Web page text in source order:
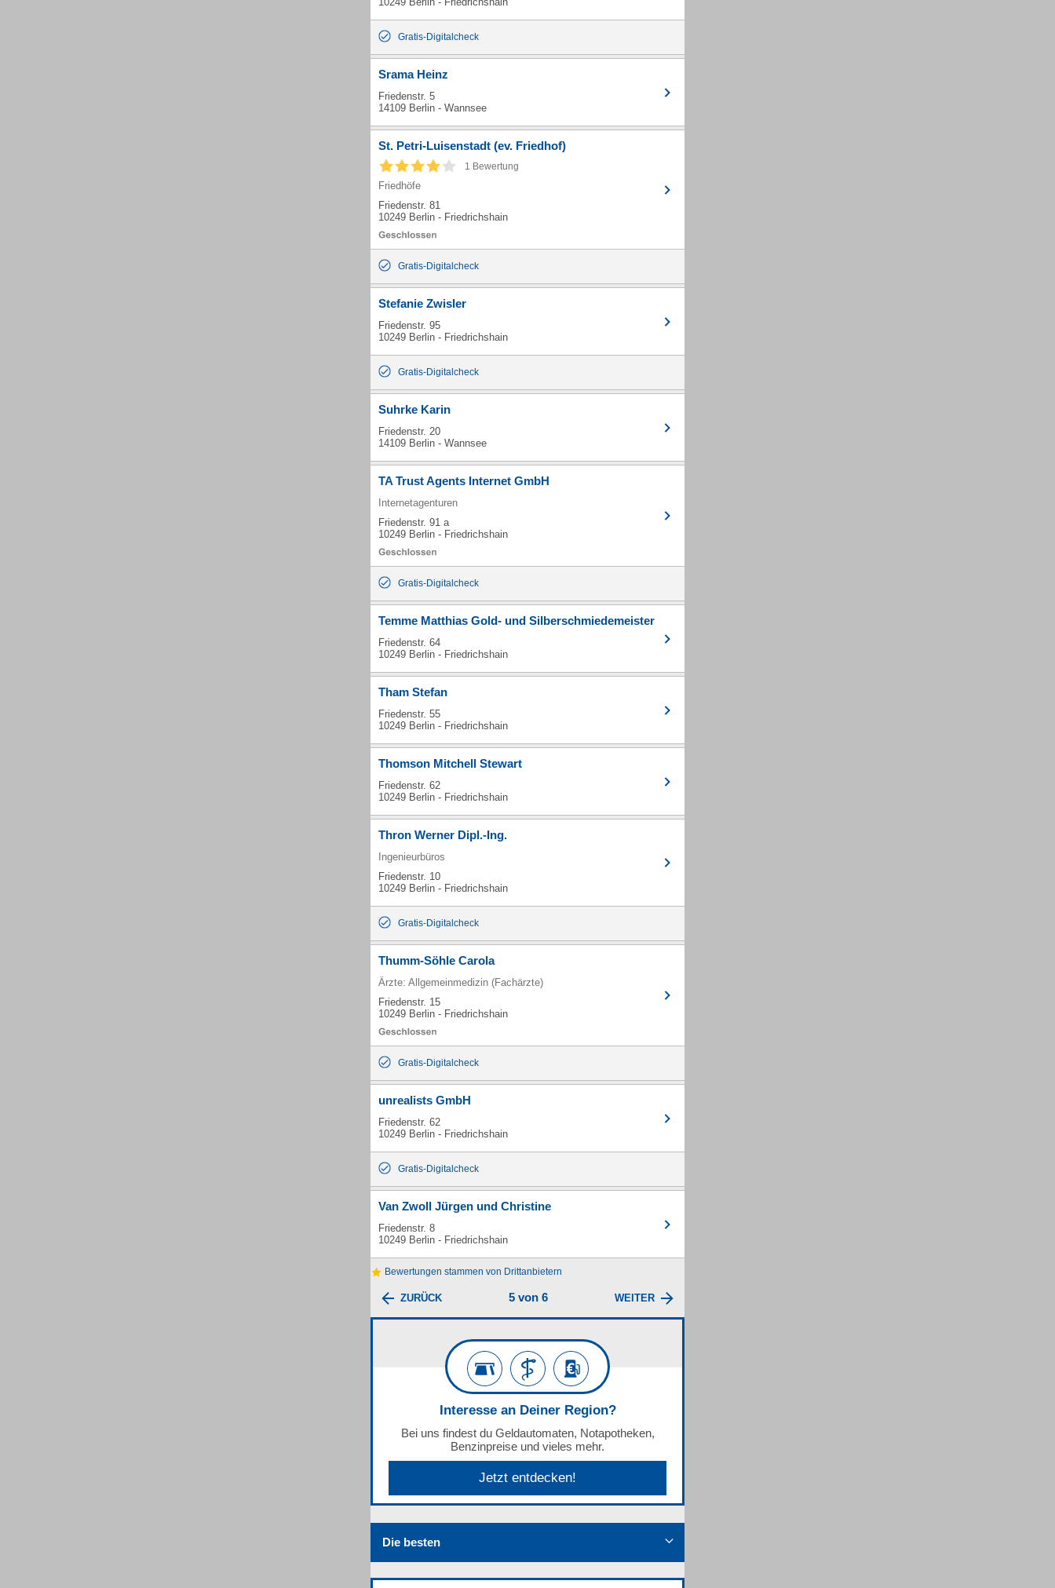
Gratis-Digitalcheck
Srama Heinz
Friedenstr. 5
14109 Berlin - Wannsee
St. Petri-Luisenstadt (ev. Friedhof)
1 Bewertung
Friedhöfe
Friedenstr. 81
10249 Berlin - Friedrichshain
Gratis-Digitalcheck
Stefanie Zwisler
Friedenstr. 95
10249 Berlin - Friedrichshain
Gratis-Digitalcheck
Suhrke Karin
Friedenstr. 20
14109 Berlin - Wannsee
TA Trust Agents Internet GmbH
Internetagenturen
Friedenstr. 91 a
10249 Berlin - Friedrichshain
Gratis-Digitalcheck
Temme Matthias Gold- und Silberschmiedemeister
Friedenstr. 64
10249 Berlin - Friedrichshain
Tham Stefan
Friedenstr. 55
10249 Berlin - Friedrichshain
Thomson Mitchell Stewart
Friedenstr. 62
10249 Berlin - Friedrichshain
Thron Werner Dipl.-Ing.
Ingenieurbüros
Friedenstr. 10
10249 Berlin - Friedrichshain
Gratis-Digitalcheck
Thumm-Söhle Carola
Ärzte: Allgemeinmedizin (Fachärzte)
Friedenstr. 15
10249 Berlin - Friedrichshain
Gratis-Digitalcheck
unrealists GmbH
Friedenstr. 62
10249 Berlin - Friedrichshain
Gratis-Digitalcheck
Van Zwoll Jürgen und Christine
Friedenstr. 8
10249 Berlin - Friedrichshain
Bewertungen stammen von Drittanbietern
ZURÜCK 5 von 6 WEITER
Interesse an Deiner Region?
Bei uns findest du Geldautomaten, Notapotheken,
Benzinpreise und vieles mehr.
Jetzt entdecken!
Die besten